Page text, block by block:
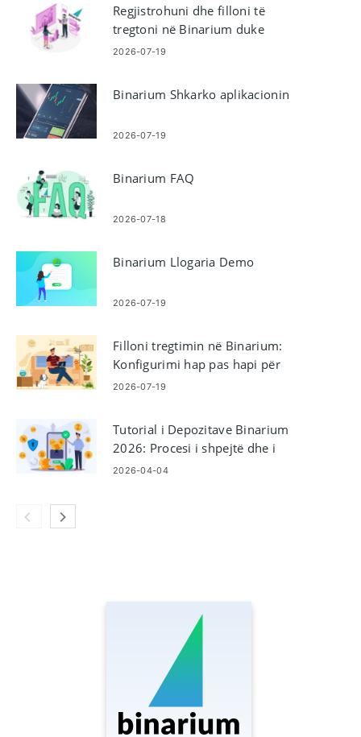
Regjistrohuni dhe filloni të
tregtoni në Binarium duke
përdorur një llogari demo
2026-07-19
Binarium Shkarko aplikacionin
2026-07-19
Binarium FAQ
2026-07-18
Binarium Llogaria Demo
2026-07-19
Filloni tregtimin në Binarium:
Konfigurimi hap pas hapi për
fillestarët
2026-07-19
Tutorial i Depozitave Binarium
2026: Procesi i shpejtë dhe i
thjeshtë i financimit
2026-04-04